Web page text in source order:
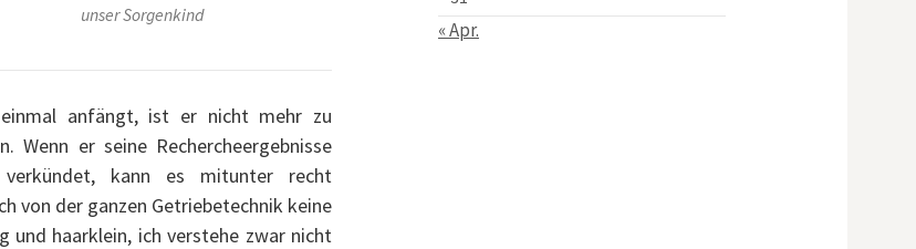
unser Sorgenkind
anfängt, ist er nicht mehr zu
Wenn er seine Rechercheergebnisse
kann es mitunter recht
von der ganzen Getriebetechnik keine
und haarklein, ich verstehe zwar nicht
« Apr.